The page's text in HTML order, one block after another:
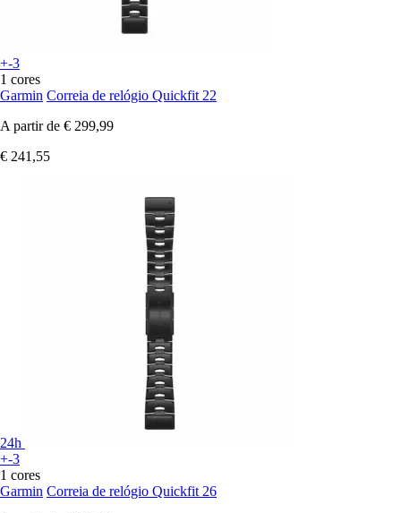
+-3
1 cores
Garmin Correia de relógio Quickfit 22
A partir de € 299,99
€ 241,55
24h
+-3
1 cores
Garmin Correia de relógio Quickfit 26